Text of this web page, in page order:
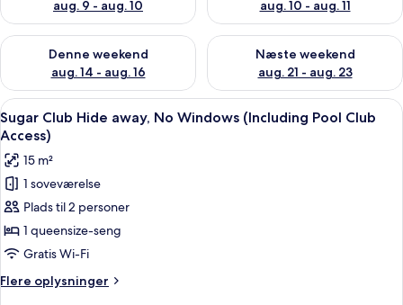
aug. 9 - aug. 10
aug. 10 - aug. 11
Denne weekend
aug. 14 - aug. 16
Tjek tilgængelighed for denne weekend aug. 14 - aug. 16
Næste weekend
aug. 21 - aug. 23
Tjek tilgængelighed for næste
Indlæs
alle
billeder
af
Sugar
Club
Hide
away,
No
Windows
Et soveværelse med en stor seng,
3
Sugar Club Hide away, No Windows (Including Pool Club
Access)
15 m²
1 soveværelse
Plads til 2 personer
1 queensize-seng
Gratis Wi-Fi
Flere oplysninger
Flere